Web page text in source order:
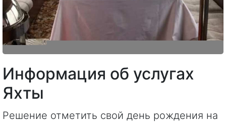
Информация об услугах
Яхты
Решение отметить свой день рождения на